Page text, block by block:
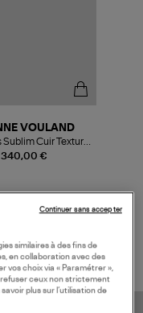
340,00 €
VOULAND
Cuir Texturé
Doré
similaires à des fins de
en collaboration avec des
vos choix via « Paramétrer »,
refuser ceux non strictement
plus sur l’utilisation de
Continuer sans accepter